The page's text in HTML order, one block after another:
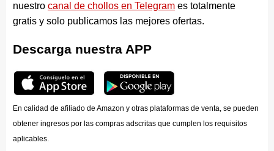
nuestro canal de chollos en Telegrames totalmente
gratis y solo publicamos las mejores ofertas.
Descarga nuestra APP
En calidad de afiliado de Amazon y otras plataformas de venta, se pueden
obtener ingresos por las compras adscritas que cumplen los requisitos
aplicables.